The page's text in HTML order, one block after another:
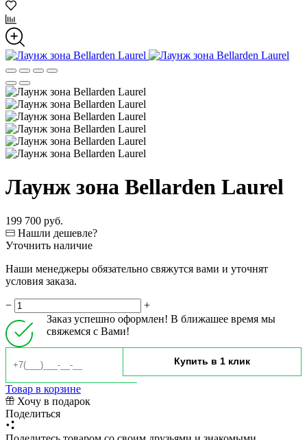
Лаунж зона Bellarden Laurel
199 700 руб.
Нашли дешевле?
Уточнить наличие
Наши менеджеры обязательно свяжутся вами и уточнят
условия заказа.
−
+
Заказ успешно оформлен! В ближашее время мы
свяжемся с Вами!
Товар в корзине
Хочу в подарок
Поделиться